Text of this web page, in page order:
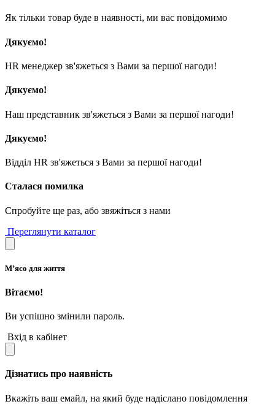
Як тільки товар буде в наявності, ми вас повідомимо
Дякуємо!
HR менеджер зв'яжеться з Вами за першої нагоди!
Дякуємо!
Наш представник зв'яжеться з Вами за першої нагоди!
Дякуємо!
Відділ HR зв'яжеться з Вами за першої нагоди!
Сталася помилка
Спробуйте ще раз, або звяжіться з нами
Переглянути каталог
М’ясо для життя
Вітаємо!
Ви успішно змінили пароль.
Вхід в кабінет
Дізнатись про наявність
Вкажіть ваш емайл, на який буде надіслано повідомлення